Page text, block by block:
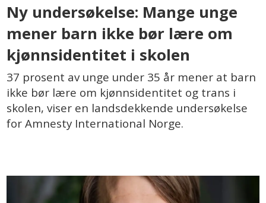
Ny undersøkelse: Mange unge
mener barn ikke bør lære om
kjønnsidentitet i skolen
37 prosent av unge under 35 år mener at barn
ikke bør lære om kjønnsidentitet og trans i
skolen, viser en landsdekkende undersøkelse
for Amnesty International Norge.